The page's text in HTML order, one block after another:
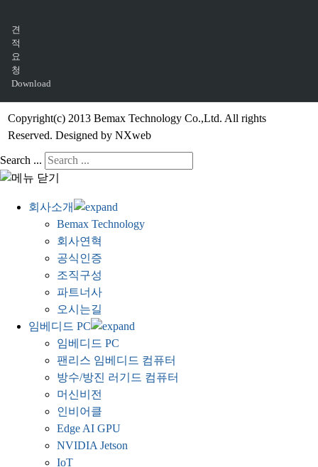
견
적
요
청
Download
Copyright(c) 2013 Bemax Technology Co.,Ltd. All rights
Reserved. Designed by NXweb
Search ...
회사소개
Bemax Technology
회사연혁
공식인증
조직구성
파트너사
오시는길
임베디드 PC
임베디드 PC
팬리스 임베디드 컴퓨터
방수/방진 러기드 컴퓨터
머신비전
인비어클
Edge AI GPU
NVIDIA Jetson
IoT